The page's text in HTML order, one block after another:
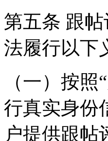
第五条 跟
法履行以下
（一）按
行真实身份
户提供跟帖